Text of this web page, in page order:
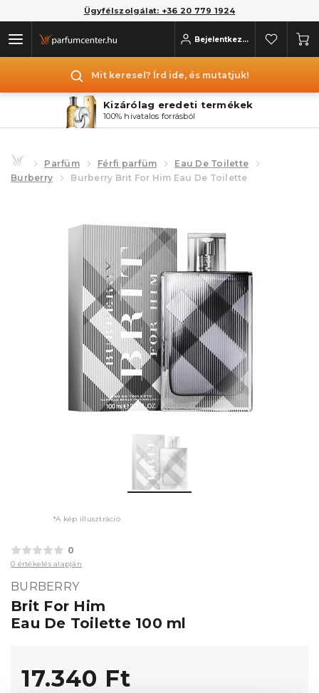
Ügyfélszolgálat: +36 20 779 1924
Bejelentkezés
Mit keresel? Írd ide, és mutatjuk!
Kizárólag eredeti termékek
100% hivatalos forrásból
Parfüm Férfi parfüm
Eau De Toilette
Burberry
Burberry Brit For Him Eau De Toilette
*A kép illusztráció
0
0 értékelés alapján
BURBERRY
Brit For Him
Eau De Toilette 100 ml
17.340 Ft